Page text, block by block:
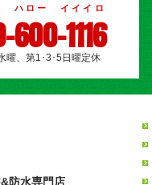
1116
ハロー イイイロ
曜、第1･3･5日曜定休
防水専門店